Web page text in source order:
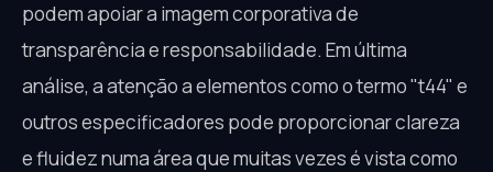
podem apoiar a imagem corporativa de
transparência e responsabilidade. Em última
análise, a atenção a elementos como o termo "t44" e
outros especificadores pode proporcionar clareza
e fluidez numa área que muitas vezes é vista como